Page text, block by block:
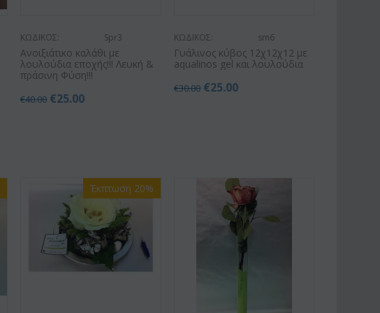
ΚΩΔΙΚΟΣ: Spr3
Ανοιξιάτικο καλάθι με
λουλούδια εποχής!!! Λευκή &
πράσινη Φύση!!!
€40.00 €25.00
ΚΩΔΙΚΟΣ: sm6
Γυάλινος κύβος 12χ12χ12 με
aqualinos gel και λουλούδια
€30.00 €25.00
Έκπτωση 20%